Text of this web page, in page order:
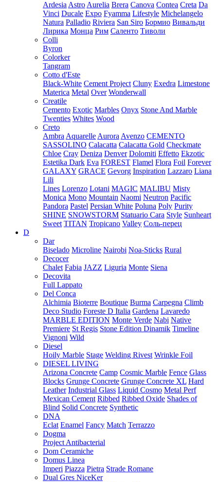
Ardesia Astro Aurelia Brera Canova Contea Creta Da
Vinci Ducale Expo Fyamma Lifestyle Michelangelo
Natura Palladio Riviera San Siro Бормио Вивальди
Лирика Монца Рим Саленто Тиволи
Colli
Byron
Colorker
Tangram
Cotto d'Este
Black-White Cement Project Cluny Exedra Limestone
Materica Metal Over Wonderwall
Creatile
Cemento Exotic Marbles Onyx Stone And Marble
Twenties Whites Wood
Creto
Ambra Aquarelle Aurora Avenzo CEMENTO
SASSOLINO Calacatta Calacatta Gold Checkmate
Chloe Cray Deniza Denver Dolomiti Effetto Ekzotic
Estetika Dark Eva FOREST Flamel Flora Foil Forever
GALAXY GRACE Gevorg Inspiration Lazzaro Liana
Lili
Lines Lorenzo Lotani MAGIC MALIBU Misty
Monica Mono Mountain Naomi Neutron Pacific
Pandora Pastel Persian White Poluna Poly Purity
SHINE SNOWSTORM Statuario Cara Style Sunheart
Sweet TITAN Tropicano Valley Соль-перец
D
Dar
Biselado Microline Nairobi Noa-Sticks Rural
Decocer
Chalet Fabia JAZZ Liguria Monte Siena
Decovita
Full Lappato
Del Conca
Alchimia Bioterre Boutique Burma Carpegna Climb
Deco Studio Foreste D Italia Gardena Lavaredo
MARBLE EDITION Monte Verde Nabi Native
Premiere St Regis Stone Edition Dinamik Timeline
Vignoni Wild
Diesel
Hoily Marble Stage Welding Rivest Wrinkle Foil
DIESEL LIVING
Arizona Concrete Camp Cosmic Marble Fence Glass
Blocks Grunge Concrete Grunge Concrete XL Hard
Leather Industrial Glass Liquid Cosmo Metal Perf
Mexican Cement Ribbed Ribbed Oxide Shades of
Blind Solid Concrete Synthetic
DNA
Eclat Enamel Fancy Match Terrazzo
Dogma
Project Antibacterial
Dom Ceramiche
Domus Linea
Imperi Piazza Pietra Strade Romane
Dual Gres NiceKer